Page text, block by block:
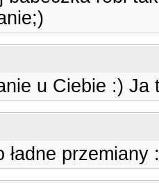
u Ciebie :) Ja
ładne